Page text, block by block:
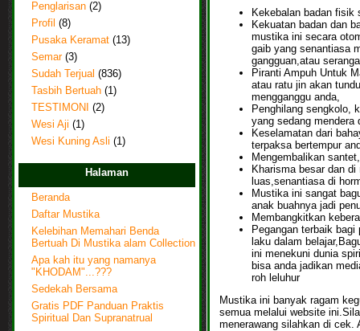
Penglarisan (2)
Profil (8)
Pusaka Keramat (13)
Semar (3)
Sudah Terjual (836)
Tasbih Bertuah (1)
TESTIMONI
(2)
Wesi Aji (1)
Wesi Kuning Asli (1)
Halaman
Beranda
Daftar Mustika
Kelebihan Memahari Benda
Bertuah Di Mustika alam Collection
Apa kah itu yang namanya
"KHODAM"...???
Sedekah Bersama
Gratis PDF Panduan Praktis
Spiritual Dan Supranatrual
Kekebalan badan fisik
Kekuatan badan dan
mustika ini secara
gaib yang senantiasa
gangguan,atau
Piranti Ampuh Untuk
atau ratu jin akan
mengganggu anda,
Penghilang sengkolo,
yang sedang mendera
Keselamatan dari
terpaksa bertempur
Mengembalikan
Kharisma besar dan
luas,senantiasa di
Mustika ini sangat
anak buahnya jadi
Membangkitkan
Pegangan terbaik
laku dalam
ini menekuni dunia
bisa anda jadikan
roh leluhur
Mustika ini banyak ragam
semua melalui website
menerawang silahkan di cek.